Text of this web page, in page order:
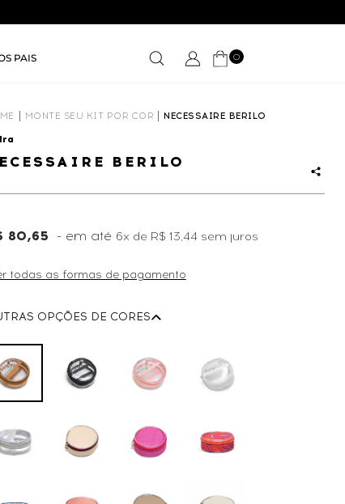
PAIS 0
MONTE SEU KIT POR COR NECESSAIRE BERILO
BERILO
80,65 6x de R$ 13,44 sem juros
todas as formas de pagamento
OPÇÕES DE CORES